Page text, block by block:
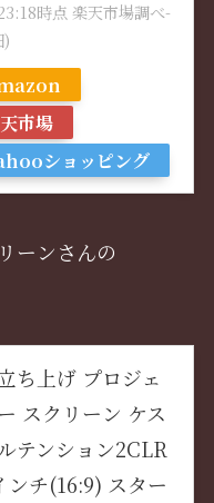
時点 楽天市場調べ-
)
市場
ショッピング
ーンさんの
ち上げ プロジェ
スクリーン ケス
テンション2CLR
ンチ(16:9) スター